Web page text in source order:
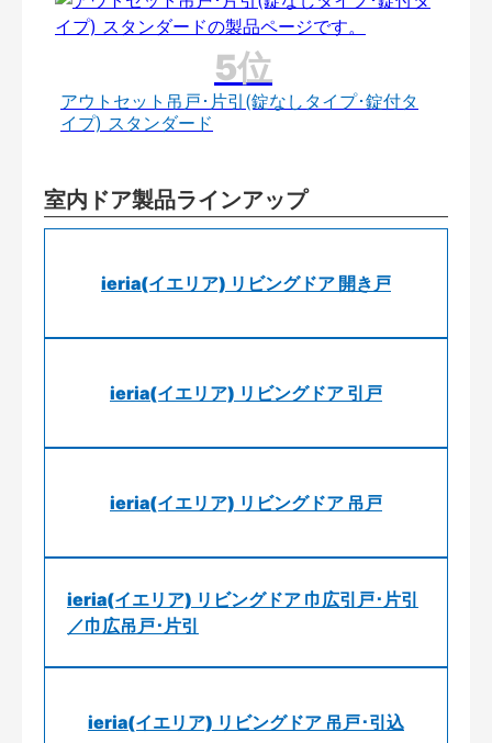
アウトセット吊戸･片引(錠なしタイプ･錠付タ
イプ) スタンダード
室内ドア製品ラインアップ
ieria(イエリア) リビングドア 開き戸
ieria(イエリア) リビングドア 引戸
ieria(イエリア) リビングドア 吊戸
ieria(イエリア) リビングドア 巾広引戸･片引
／巾広吊戸･片引
ieria(イエリア) リビングドア 吊戸･引込